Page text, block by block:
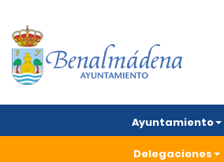
Ayuntamiento
Delegaciones